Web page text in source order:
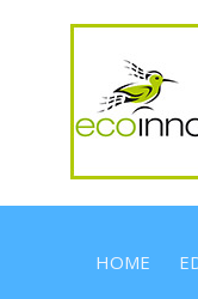
HOME